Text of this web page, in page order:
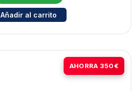
Cantidad para Dangbei N1
Añadir al carrito
AHORRA 350€
-21%